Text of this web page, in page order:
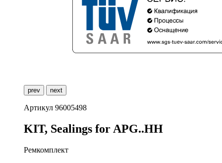
prev next
Артикул 96005498
KIT, Sealings for APG..HH
Ремкомплект